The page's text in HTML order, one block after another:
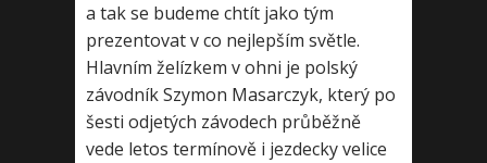
a tak se budeme chtít jako tým
prezentovat v co nejlepším světle.
Hlavním želízkem v ohni je polský
závodník Szymon Masarczyk, který po
šesti odjetých závodech průběžně
vede letos termínově i jezdecky velice